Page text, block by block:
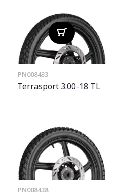
PN008433
Terrasport 3.00-18 TL
PN008438